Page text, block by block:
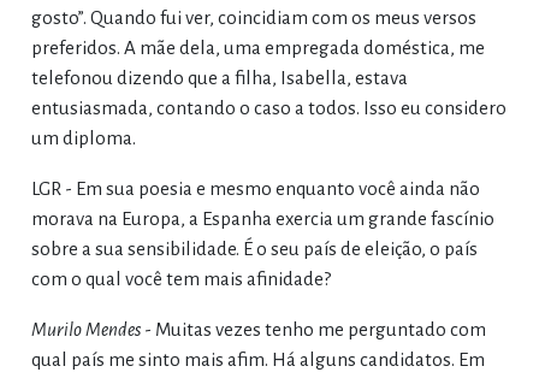
gosto”. Quando fui ver, coincidiam com os meus versos
preferidos. A mãe dela, uma empregada doméstica, me
telefonou dizendo que a filha, Isabella, estava
entusiasmada, contando o caso a todos. Isso eu considero
um diploma.
LGR - Em sua poesia e mesmo enquanto você ainda não
morava na Europa, a Espanha exercia um grande fascínio
sobre a sua sensibilidade. É o seu país de eleição, o país
com o qual você tem mais afinidade?
Murilo Mendes- Muitas vezes tenho me perguntado com
qual país me sinto mais afim. Há alguns candidatos. Em